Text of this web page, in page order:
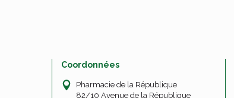
Coordonnées
Pharmacie de la République
82/10 Avenue de la République